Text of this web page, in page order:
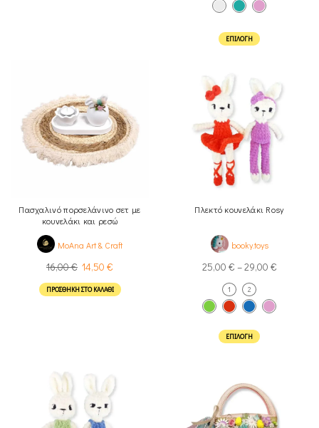
ΕΠΙΛΟΓΉ
Πασχαλινό πορσελάνινο σετ με
κουνελάκι και ρεσώ
MoAna Art & Craft
16,00€ 14,50 €
ΠΡΟΣΘΉΚΗ ΣΤΟ ΚΑΛΆΘΙ
Πλεκτό κουνελάκι Rosy
booky.toys
25,00 € –29,00 €
1 2
ΕΠΙΛΟΓΉ